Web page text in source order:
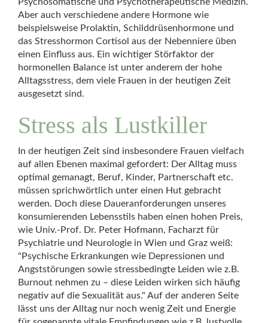
Aber auch verschiedene andere Hormone wie
beispielsweise Prolaktin, Schilddrüsenhormone und
das Stresshormon Cortisol aus der Nebenniere üben
einen Einfluss aus. Ein wichtiger Störfaktor der
hormonellen Balance ist unter anderem der hohe
Alltagsstress, dem viele Frauen in der heutigen Zeit
ausgesetzt sind.
Stress als Lustkiller
In der heutigen Zeit sind insbesondere Frauen vielfach
auf allen Ebenen maximal gefordert: Der Alltag muss
optimal gemanagt, Beruf, Kinder, Partnerschaft etc.
müssen sprichwörtlich unter einen Hut gebracht
werden. Doch diese Daueranforderungen unseres
konsumierenden Lebensstils haben einen hohen Preis,
wie Univ.-Prof. Dr. Peter Hofmann, Facharzt für
Psychiatrie und Neurologie in Wien und Graz weiß:
"Psychische Erkrankungen wie Depressionen und
Angststörungen sowie stressbedingte Leiden wie z.B.
Burnout nehmen zu – diese Leiden wirken sich häufig
negativ auf die Sexualität aus." Auf der anderen Seite
lässt uns der Alltag nur noch wenig Zeit und Energie